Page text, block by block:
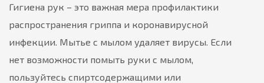
Гигиена рук – это важная мера профилактики
распространения гриппа и коронавирусной
инфекции. Мытье с мылом удаляет вирусы. Если
нет возможности помыть руки с мылом,
пользуйтесь спиртсодержащими или